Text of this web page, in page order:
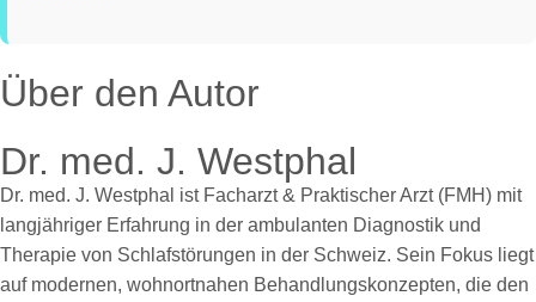
Über den Autor
Dr. med. J. Westphal
Dr. med. J. Westphal ist Facharzt & Praktischer Arzt (FMH) mit
langjähriger Erfahrung in der ambulanten Diagnostik und
Therapie von Schlafstörungen in der Schweiz. Sein Fokus liegt
auf modernen, wohnortnahen Behandlungskonzepten, die den